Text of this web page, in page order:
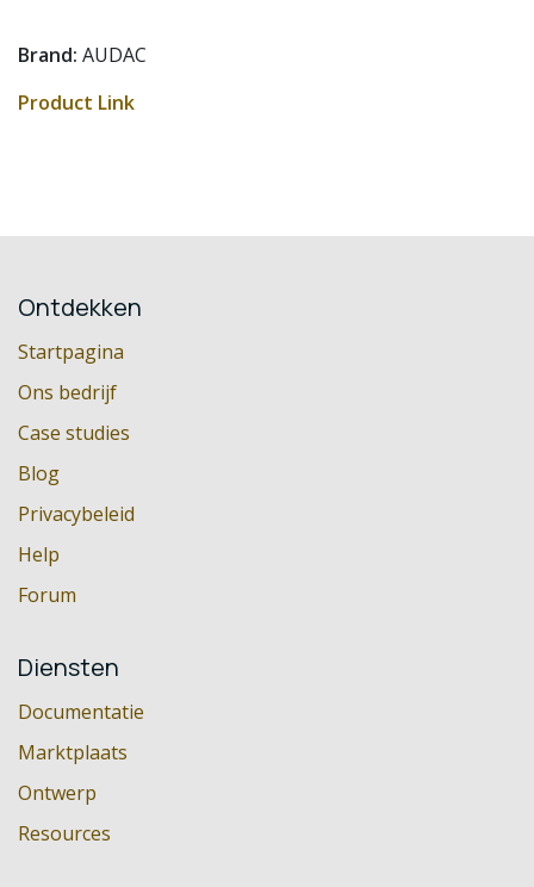
Brand: AUDAC
Product Link
Ontdekken
Startpagina
Ons bedrijf
Case studies
Blog
Privacybeleid
Help
Forum
Diensten
Documentatie
Marktplaats
Ontwerp
Resources